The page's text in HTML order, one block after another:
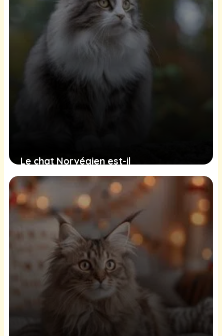
Le chat Norvégien est-il
hypoallergénique ?
20 juin 2025